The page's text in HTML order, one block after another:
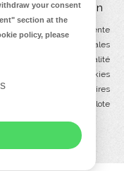
Contact Livraison
générales de vente
Mentions légales
Politique de confidentialité
Politique de cookies
Annuaires & partenaires
Création : Mediapilote
your consent
section at the
policy, please